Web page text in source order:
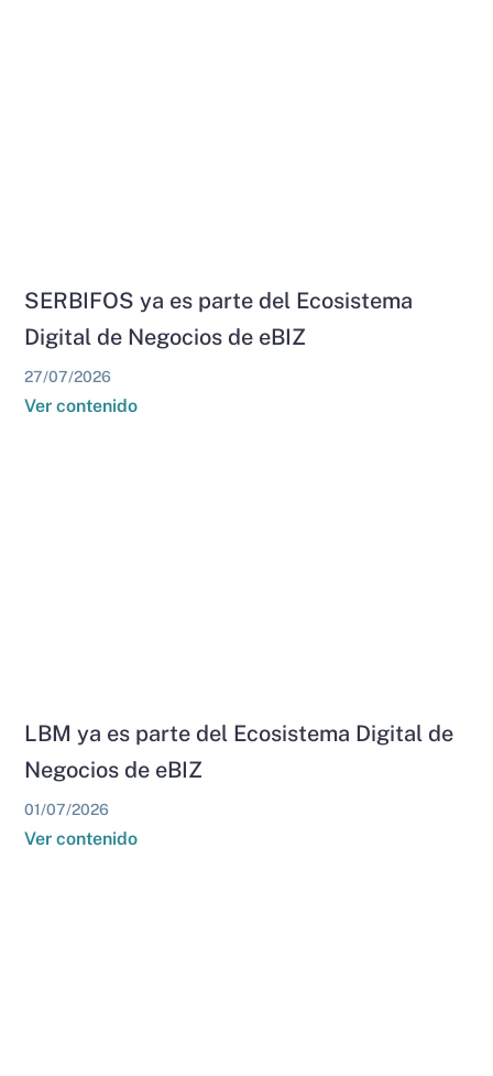
SERBIFOS ya es parte del Ecosistema
Digital de Negocios de eBIZ
27/07/2026
Ver contenido
LBM ya es parte del Ecosistema Digital de
Negocios de eBIZ
01/07/2026
Ver contenido